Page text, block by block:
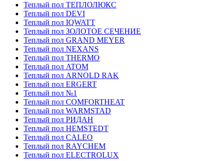
Теплый пол ТЕПЛОЛЮКС
Теплый пол DEVI
Теплый пол IQWATT
Теплый пол ЗОЛОТОЕ СЕЧЕНИЕ
Теплый пол GRAND MEYER
Теплый пол NEXANS
Теплый пол THERMO
Теплый пол ATOM
Теплый пол ARNOLD RAK
Теплый пол ERGERT
Теплый пол №1
Теплый пол COMFORTHEAT
Теплый пол WARMSTAD
Теплый пол РИДАН
Теплый пол HEMSTEDT
Теплый пол CALEO
Теплый пол RAYCHEM
Теплый пол ELECTROLUX